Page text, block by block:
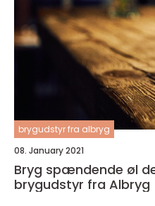
brygudstyr fra albryg
08. January 2021
Bryg spændende øl
brygudstyr fra Albryg